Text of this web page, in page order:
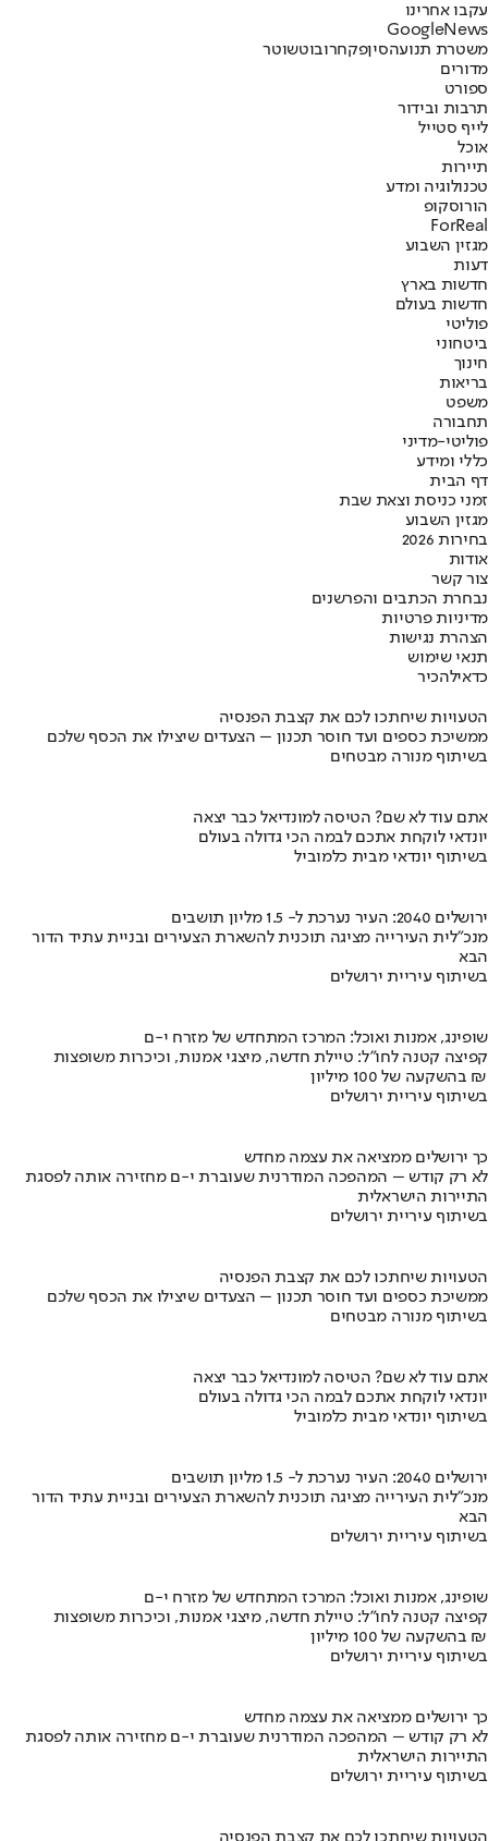
עקבו אחרינו
Googl eNews
משטרת תנועהסיןפקחרובוטשוטר
מדורים
ספורט
תרבות ובידור
לייף סטייל
אוכל
תיירות
טכנולוגיה ומדע
הורוסקופ
ForReal
מגזין השבוע
דעות
חדשות בארץ
חדשות בעולם
פוליטי
ביטחוני
חינוך
בריאות
משפט
תחבורה
פוליטי-מדיני
כללי ומידע
דף הבית
זמני כניסת וצאת שבת
מגזין השבוע
בחירות 2026
אודות
צור קשר
נבחרת הכתבים והפרשנים
מדיניות פרטיות
הצהרת נגישות
תנאי שימוש
כדאילהכיר
הטעויות שיחתכו לכם את קצבת הפנסיה
ממשיכת כספים ועד חוסר תכנון – הצעדים שיצילו את הכסף שלכם
בשיתוף מנורה מבטחים
אתם עוד לא שם? הטיסה למונדיאל כבר יצאה
יונדאי לוקחת אתכם לבמה הכי גדולה בעולם
בשיתוף יונדאי מבית כלמוביל
ירושלים 2040: העיר נערכת ל- 1.5 מליון תושבים
מנכ"לית העירייה מציגה תוכנית להשארת הצעירים ובניית עתיד הדור
הבא
בשיתוף עיריית ירושלים
שופינג, אמנות ואוכל: המרכז המתחדש של מזרח י-ם
קפיצה קטנה לחו"ל: טיילת חדשה, מיצגי אמנות, וכיכרות משופצות
בהשקעה של 100 מיליון ₪
בשיתוף עיריית ירושלים
כך ירושלים ממציאה את עצמה מחדש
לא רק קודש – המהפכה המודרנית שעוברת י-ם מחזירה אותה לפסגת
התיירות הישראלית
בשיתוף עיריית ירושלים
הטעויות שיחתכו לכם את קצבת הפנסיה
ממשיכת כספים ועד חוסר תכנון – הצעדים שיצילו את הכסף שלכם
בשיתוף מנורה מבטחים
אתם עוד לא שם? הטיסה למונדיאל כבר יצאה
יונדאי לוקחת אתכם לבמה הכי גדולה בעולם
בשיתוף יונדאי מבית כלמוביל
ירושלים 2040: העיר נערכת ל- 1.5 מליון תושבים
מנכ"לית העירייה מציגה תוכנית להשארת הצעירים ובניית עתיד הדור
הבא
בשיתוף עיריית ירושלים
שופינג, אמנות ואוכל: המרכז המתחדש של מזרח י-ם
קפיצה קטנה לחו"ל: טיילת חדשה, מיצגי אמנות, וכיכרות משופצות
בהשקעה של 100 מיליון ₪
בשיתוף עיריית ירושלים
כך ירושלים ממציאה את עצמה מחדש
לא רק קודש – המהפכה המודרנית שעוברת י-ם מחזירה אותה לפסגת
התיירות הישראלית
בשיתוף עיריית ירושלים